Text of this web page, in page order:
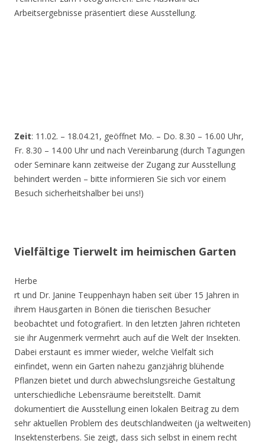
Arbeitsergebnisse präsentiert diese Ausstellung.
Zeit: 11.02. – 18.04.21, geöffnet Mo. – Do. 8.30 – 16.00 Uhr,
Fr. 8.30 – 14.00 Uhr und nach Vereinbarung (durch Tagungen
oder Seminare kann zeitweise der Zugang zur Ausstellung
behindert werden – bitte informieren Sie sich vor einem
Besuch sicherheitshalber bei uns!)
Vielfältige Tierwelt im heimischen Garten
Herbe
rt und Dr. Janine Teuppenhayn haben seit über 15 Jahren in
ihrem Hausgarten in Bönen die tierischen Besucher
beobachtet und fotografiert. In den letzten Jahren richteten
sie ihr Augenmerk vermehrt auch auf die Welt der Insekten.
Dabei erstaunt es immer wieder, welche Vielfalt sich
einfindet, wenn ein Garten nahezu ganzjährig blühende
Pflanzen bietet und durch abwechslungsreiche Gestaltung
unterschiedliche Lebensräume bereitstellt. Damit
dokumentiert die Ausstellung einen lokalen Beitrag zu dem
sehr aktuellen Problem des deutschlandweiten (ja weltweiten)
Insektensterbens. Sie zeigt, dass sich selbst in einem recht